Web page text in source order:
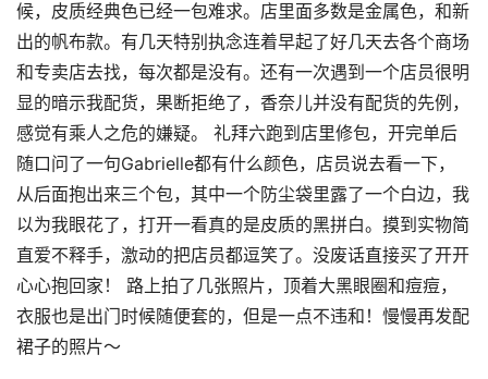
候，皮质经典色已经一包难求。店里面多数是金属色，和新
出的帆布款。有几天特别执念连着早起了好几天去各个商场
和专卖店去找，每次都是没有。还有一次遇到一个店员很明
显的暗示我配货，果断拒绝了，香奈儿并没有配货的先例，
感觉有乘人之危的嫌疑。 礼拜六跑到店里修包，开完单后
随口问了一句Gabrielle都有什么颜色，店员说去看一下，
从后面抱出来三个包，其中一个防尘袋里露了一个白边，我
以为我眼花了，打开一看真的是皮质的黑拼白。摸到实物简
直爱不释手，激动的把店员都逗笑了。没废话直接买了开开
心心抱回家！ 路上拍了几张照片，顶着大黑眼圈和痘痘，
衣服也是出门时候随便套的，但是一点不违和！慢慢再发配
裙子的照片～